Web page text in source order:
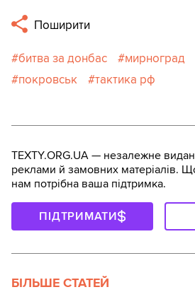
Поширити
битва за донбас мирноград
покровськ
тактика рф
TEXTY.ORG.UA — незалежне
реклами й замовних матеріалів.
нам потрібна ваша підтримка.
ПІДТРИМАТИ
БІЛЬШЕ СТАТЕЙ